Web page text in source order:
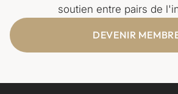
soutien entre pairs de
DEVENIR